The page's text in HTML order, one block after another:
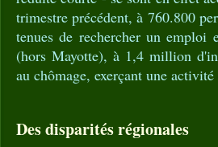
trimestre précédent, à 760.800
tenues de rechercher un
(hors Mayotte), à 1,4 million
au chômage, exerçant une
Des disparités régionales